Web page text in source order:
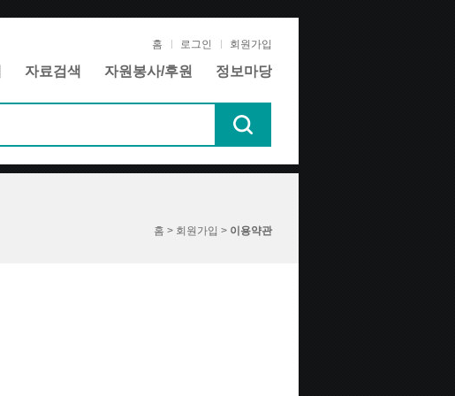
홈 로그인 회원가입
자료검색 자원봉사/후원 정보마당
홈 > 회원가입 > 이용약관